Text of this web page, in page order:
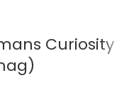
Curiosity